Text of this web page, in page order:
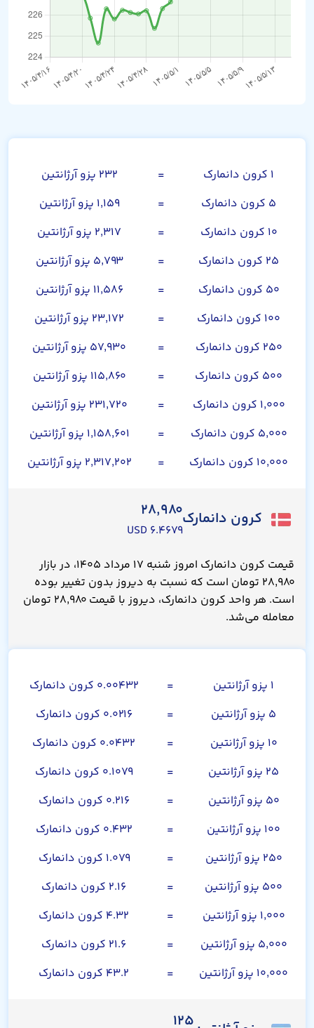
۱ کرون دانمارک =
۲۳۲ پزو آرژانتین
۵ کرون دانمارک
=
۱,۱۵۹ پزو آرژانتین
۱۰ کرون دانمارک
=
۲,۳۱۷ پزو آرژانتین
۲۵ کرون دانمارک
=
۵,۷۹۳ پزو آرژانتین
۵۰ کرون دانمارک
=
۱۱,۵۸۶ پزو آرژانتین
۱۰۰ کرون دانمارک
=
۲۳,۱۷۲ پزو آرژانتین
۲۵۰ کرون دانمارک
=
۵۷,۹۳۰ پزو آرژانتین
۵۰۰ کرون دانمارک
=
۱۱۵,۸۶۰ پزو آرژانتین
۱,۰۰۰ کرون دانمارک
=
۲۳۱,۷۲۰ پزو آرژانتین
۵,۰۰۰ کرون دانمارک
=
۱,۱۵۸,۶۰۱ پزو آرژانتین
۱۰,۰۰۰ کرون دانمارک
= ۲,۳۱۷,۲۰۲ پزو آرژانتین
کرون دانمارک۲۸,۹۸۰
۶.۴۶۷۹ USD
قیمت کرون دانمارک امروز شنبه ۱۷ مرداد ۱۴۰۵، در بازار
۲۸,۹۸۰ تومان است که نسبت به دیروز بدون تغییر بوده
است. هر واحد کرون دانمارک، دیروز با قیمت ۲۸,۹۸۰ تومان
معامله می‌شد.
۱ پزو آرژانتین =
۰.۰۰۴۳۲ کرون دانمارک
۵ پزو آرژانتین
=
۰.۰۲۱۶ کرون دانمارک
۱۰ پزو آرژانتین
=
۰.۰۴۳۲ کرون دانمارک
۲۵ پزو آرژانتین
=
۰.۱۰۷۹ کرون دانمارک
۵۰ پزو آرژانتین
=
۰.۲۱۶ کرون دانمارک
۱۰۰ پزو آرژانتین
=
۰.۴۳۲ کرون دانمارک
۲۵۰ پزو آرژانتین
=
۱.۰۷۹ کرون دانمارک
۵۰۰ پزو آرژانتین
=
۲.۱۶ کرون دانمارک
۱,۰۰۰ پزو آرژانتین
=
۴.۳۲ کرون دانمارک
۵,۰۰۰ پزو آرژانتین
=
۲۱.۶ کرون دانمارک
۱۰,۰۰۰ پزو آرژانتین
= ۴۳.۲ کرون دانمارک
۱۲۵